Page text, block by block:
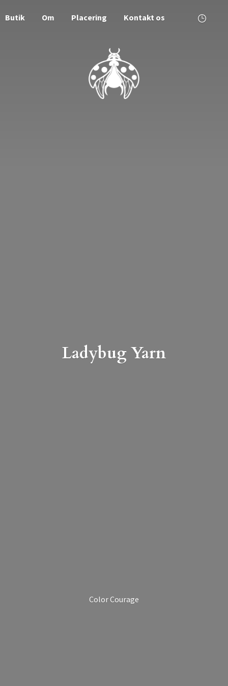
Butik Om Placering Kontakt os
Ladybug Yarn
Color Courage